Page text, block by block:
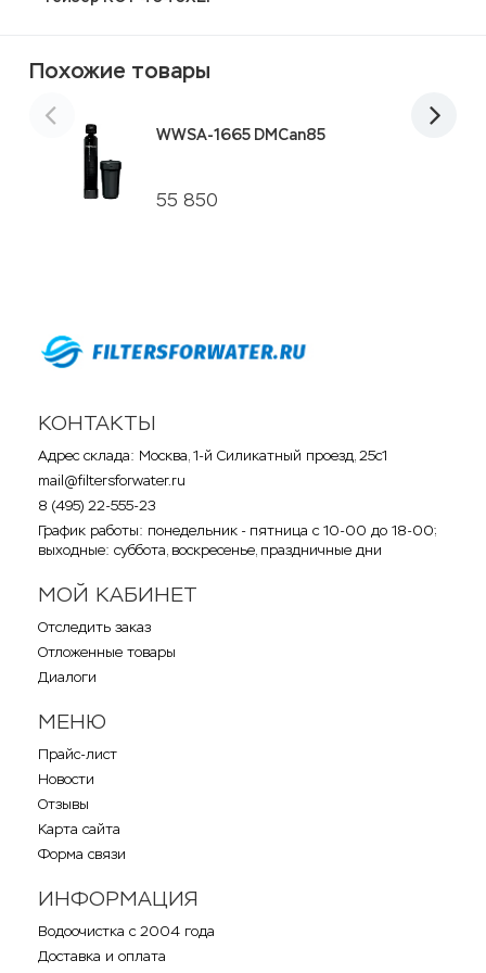
Похожие товары
55 850
WWSA-1665 DMCan85
КОНТАКТЫ
Адрес склада: Москва, 1-й Силикатный проезд, 25с1
mail@filtersforwater.ru
8 (495) 22-555-23
График работы: понедельник - пятница с 10-00 до 18-00;
выходные: суббота, воскресенье, праздничные дни
МОЙ КАБИНЕТ
Отследить заказ
Отложенные товары
Диалоги
МЕНЮ
Прайс-лист
Новости
Отзывы
Карта сайта
Форма связи
ИНФОРМАЦИЯ
Водоочистка с 2004 года
Доставка и оплата